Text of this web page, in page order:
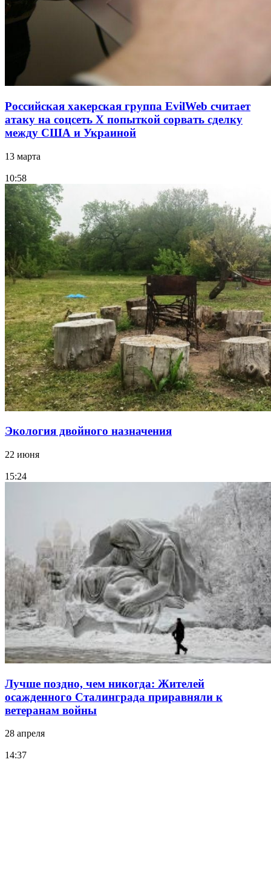
Российская хакерская группа EvilWeb считает
атаку на соцсеть Х попыткой сорвать сделку
между США и Украиной
13 марта
10:58
Экология двойного назначения
22 июня
15:24
Лучше поздно, чем никогда: Жителей
осажденного Сталинграда приравняли к
ветеранам войны
28 апреля
14:37